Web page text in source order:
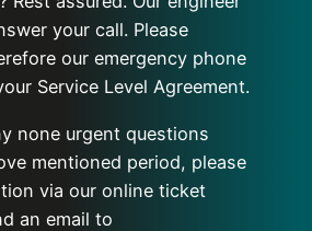
your call. Please
our emergency phone
Service Level Agreement.
none urgent questions
mentioned period, please
via our online ticket
an email to